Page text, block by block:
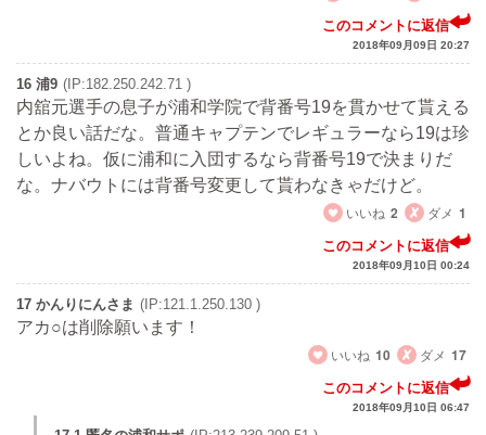
このコメントに返信
2018年09月09日 20:27
16 浦9 (IP:182.250.242.71 )
内舘元選手の息子が浦和学院で背番号19を貫かせて貰える
とか良い話だな。普通キャプテンでレギュラーなら19は珍
しいよね。仮に浦和に入団するなら背番号19で決まりだ
な。ナバウトには背番号変更して貰わなきゃだけど。
いいね 2 ダメ 1
このコメントに返信
2018年09月10日 00:24
17 かんりにんさま (IP:121.1.250.130 )
アカ○は削除願います！
いいね 10 ダメ 17
このコメントに返信
2018年09月10日 06:47